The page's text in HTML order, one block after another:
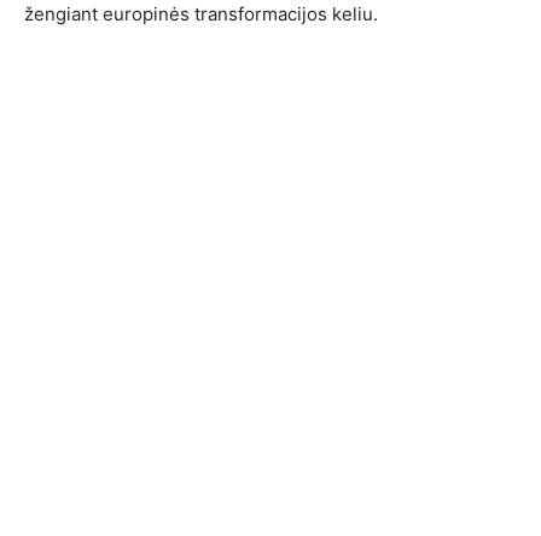
žengiant europinės transformacijos keliu.